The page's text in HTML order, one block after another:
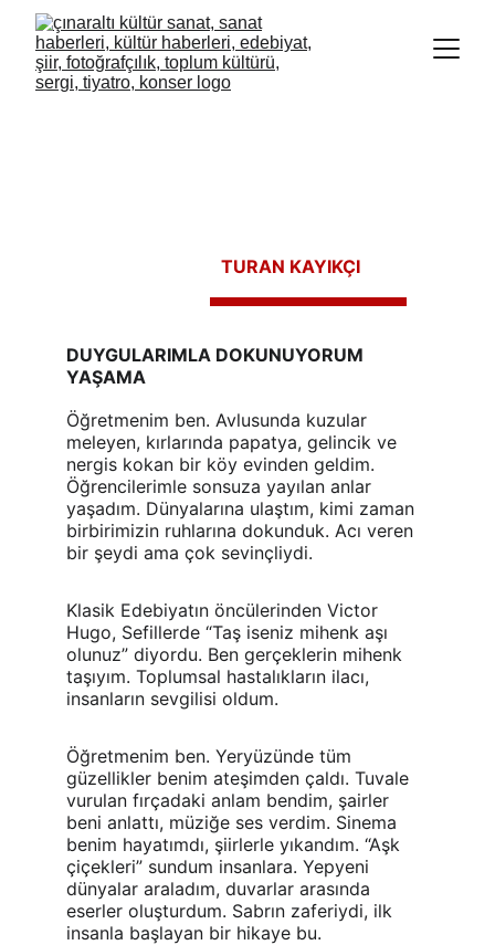
DUYGULARIMLA DOKUNUYORUM
YAŞAMA
Öğretmenim ben. Avlusunda kuzular
meleyen, kırlarında papatya, gelincik ve
nergis kokan bir köy evinden geldim.
Öğrencilerimle sonsuza yayılan anlar
yaşadım. Dünyalarına ulaştım, kimi zaman
birbirimizin ruhlarına dokunduk. Acı veren
bir şeydi ama çok sevinçliydi.
Klasik Edebiyatın öncülerinden Victor
Hugo, Sefillerde “Taş iseniz mihenk aşı
olunuz” diyordu. Ben gerçeklerin mihenk
taşıyım. Toplumsal hastalıkların ilacı,
insanların sevgilisi oldum.
Öğretmenim ben. Yeryüzünde tüm
güzellikler benim ateşimden çaldı. Tuvale
vurulan fırçadaki anlam bendim, şairler
beni anlattı, müziğe ses verdim. Sinema
benim hayatımdı, şiirlerle yıkandım. “Aşk
çiçekleri” sundum insanlara. Yepyeni
dünyalar araladım, duvarlar arasında
eserler oluşturdum. Sabrın zaferiydi, ilk
insanla başlayan bir hikaye bu.
TURAN KAYIKÇI